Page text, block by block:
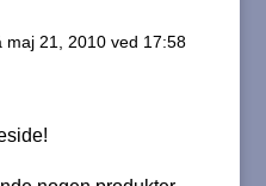
maj 21, 2010 ved 17:58